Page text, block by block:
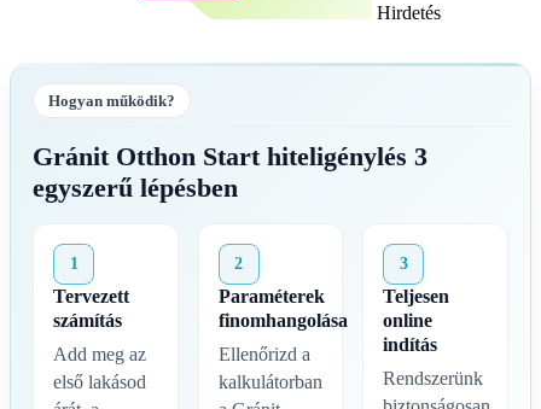
Hirdetés
Hogyan működik?
Gránit Otthon Start hiteligénylés 3
egyszerű lépésben
1
Tervezett
számítás
Add meg az
első lakásod
2
Paraméterek
finomhangolása
Ellenőrizd a
kalkulátorban
3
Teljesen
online
indítás
Rendszerünk